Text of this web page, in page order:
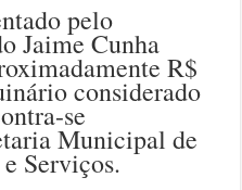
pelo
Jaime Cunha
R$
considerado
se
Municipal de
Serviços.